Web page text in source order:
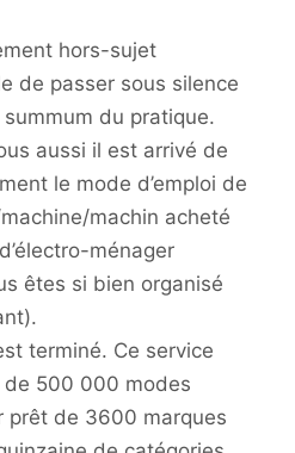
hors-sujet
de passer sous silence
du pratique.
aussi il est arrivé de
le mode d’emploi de
machin acheté
ménager
êtes si bien organisé
terminé. Ce service
500 000 modes
prêt de 3600 marques